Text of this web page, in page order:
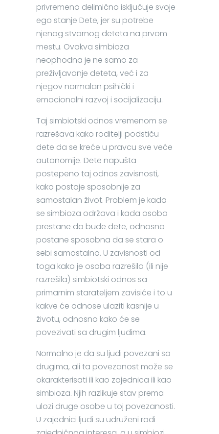
privremeno delimično isključuje svoje
ego stanje Dete, jer su potrebe
njenog stvarnog deteta na prvom
mestu. Ovakva simbioza
neophodna je ne samo za
preživljavanje deteta, već i za
njegov normalan psihički i
emocionalni razvoj i socijalizaciju.
Taj simbiotski odnos vremenom se
razrešava kako roditelji podstiču
dete da se kreće u pravcu sve veće
autonomije. Dete napušta
postepeno taj odnos zavisnosti,
kako postaje sposobnije za
samostalan život. Problem je kada
se simbioza održava i kada osoba
prestane da bude dete, odnosno
postane sposobna da se stara o
sebi samostalno. U zavisnosti od
toga kako je osoba razrešila (ili nije
razrešila) simbiotski odnos sa
primarnim starateljem zavisiće i to u
kakve će odnose ulaziti kasnije u
životu, odnosno kako će se
povezivati sa drugim ljudima.
Normalno je da su ljudi povezani sa
drugima, ali ta povezanost može se
okarakterisati ili kao zajednica ili kao
simbioza. Njih razlikuje stav prema
ulozi druge osobe u toj povezanosti.
U zajednici ljudi su udruženi radi